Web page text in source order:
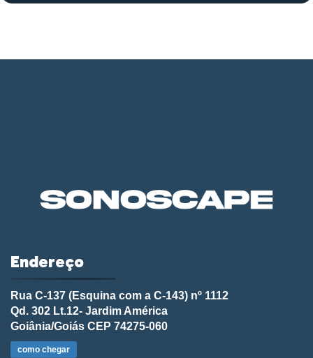
Endereço
Rua C-137 (Esquina com a C-143) nº 1112
Qd. 302 Lt.12- Jardim América
Goiânia/Goiás CEP 74275-060
como chegar